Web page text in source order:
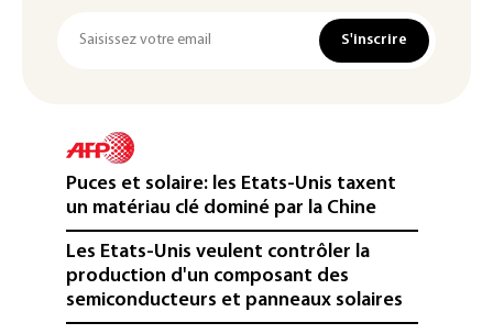
S'inscrire
Puces et solaire: les Etats-Unis taxent
un matériau clé dominé par la Chine
Les Etats-Unis veulent contrôler la
production d'un composant des
semiconducteurs et panneaux solaires